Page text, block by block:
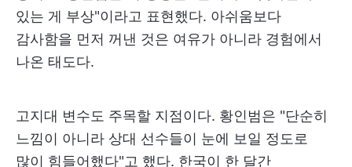
있는 게 부상"이라고 표현했다. 아쉬움보다
감사함을 먼저 꺼낸 것은 여유가 아니라 경험에서
나온 태도다.
고지대 변수도 주목할 지점이다. 황인범은 "단순히
느낌이 아니라 상대 선수들이 눈에 보일 정도로
많이 힘들어했다"고 했다. 한국이 한 달간